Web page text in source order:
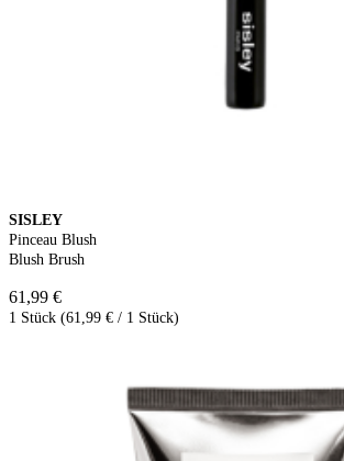
SISLEY
Pinceau Blush
Blush Brush
61,99 €
1 Stück (61,99 € / 1 Stück)